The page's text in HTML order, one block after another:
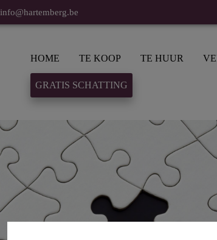
info@hartemberg.be
HOME TE KOOP TE HUUR
GRATIS SCHATTING